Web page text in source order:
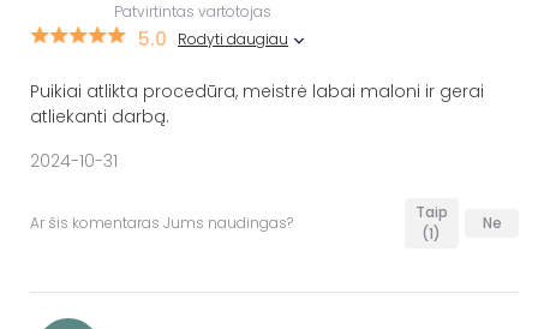
Patvirtintas vartotojas
5.0 Rodyti daugiau
Puikiai atlikta procedūra, meistrė labai maloni ir gerai
atliekanti darbą.
2024-10-31
Ar šis komentaras Jums naudingas?
Taip
(1)
Ne